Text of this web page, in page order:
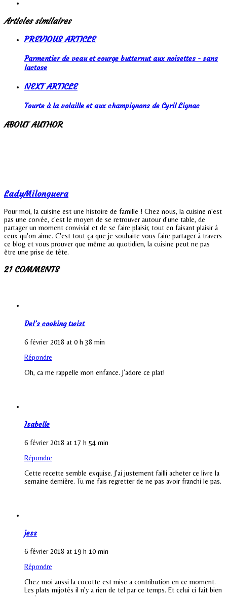
Articles similaires
PREVIOUS ARTICLE
Parmentier de veau et courge butternut aux noisettes - sans
lactose
NEXT ARTICLE
Tourte à la volaille et aux champignons de Cyril Lignac
ABOUT AUTHOR
LadyMilonguera
Pour moi, la cuisine est une histoire de famille ! Chez nous, la cuisine n'est
pas une corvée, c'est le moyen de se retrouver autour d'une table, de
partager un moment convivial et de se faire plaisir, tout en faisant plaisir à
ceux qu'on aime. C'est tout ça que je souhaite vous faire partager à travers
ce blog et vous prouver que même au quotidien, la cuisine peut ne pas
être une prise de tête.
21 COMMENTS
Del’s cooking twist
6 février 2018 at 0 h 38 min
Répondre
Oh, ca me rappelle mon enfance. J’adore ce plat!
Isabelle
6 février 2018 at 17 h 54 min
Répondre
Cette recette semble exquise. J’ai justement failli acheter ce livre la
semaine dernière. Tu me fais regretter de ne pas avoir franchi le pas.
jess
6 février 2018 at 19 h 10 min
Répondre
Chez moi aussi la cocotte est mise a contribution en ce moment.
Les plats mijotés il n’y a rien de tel par ce temps. Et celui ci fait bien